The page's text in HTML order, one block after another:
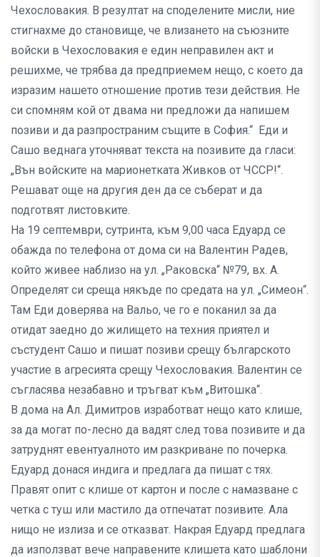
Чехословакия. В резултат на споделените мисли, ние
стигнахме до становище, че влизането на съюзните
войски в Чехословакия е един неправилен акт и
решихме, че трябва да предприемем нещо, с което да
изразим нашето отношение против тези действия. Не
си спомням кой от двама ни предложи да напишем
позиви и да разпространим същите в София.“ Еди и
Сашо веднага уточняват текста на позивите да гласи:
„Вън войските на марионетката Живков от ЧССР!“.
Решават още на другия ден да се съберат и да
подготвят листовките.
На 19 септември, сутринта, към 9,00 часа Едуард се
обажда по телефона от дома си на Валентин Радев,
който живее наблизо на ул. „Раковска“ №79, вх. А.
Определят си среща някъде по средата на ул. „Симеон“.
Там Еди доверява на Вальо, че го е поканил за да
отидат заедно до жилището на техния приятел и
състудент Сашо и пишат позиви срещу българското
участие в агресията срещу Чехословакия. Валентин се
съгласява незабавно и тръгват към „Витошка“.
В дома на Ал. Димитров изработват нещо като клише,
за да могат по-лесно да вадят след това позивите и да
затруднят евентуалното им разкриване по почерка.
Едуард донася индига и предлага да пишат с тях.
Правят опит с клише от картон и после с намазване с
четка с туш или мастило да отпечатат позивите. Ала
нищо не излиза и се отказват. Накрая Едуард предлага
да използват вече направените клишета като шаблони